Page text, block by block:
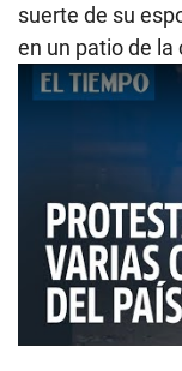
suerte de su
en un patio de la